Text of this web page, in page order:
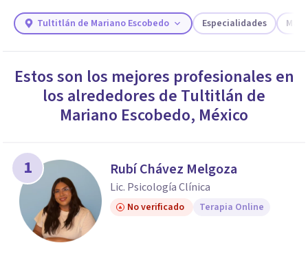
Responder cuestionario
Tultitlán de Mariano Escobedo Especialidades Más
Estos son los mejores profesionales en
los alrededores de Tultitlán de
Mariano Escobedo, México
1 Rubí Chávez Melgoza
Lic. Psicología Clínica
No verificado Terapia Online